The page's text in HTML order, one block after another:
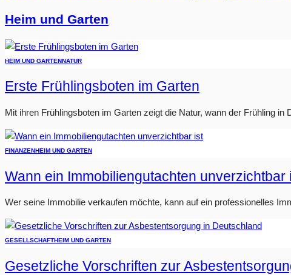
Heim und Garten
HEIM UND GARTENNATUR
Erste Frühlingsboten im Garten
Mit ihren Frühlingsboten im Garten zeigt die Natur, wann der Frühling
FINANZENHEIM UND GARTEN
Wann ein Immobiliengutachten unverzichtbar
Wer seine Immobilie verkaufen möchte, kann auf ein professionelles
GESELLSCHAFTHEIM UND GARTEN
Gesetzliche Vorschriften zur